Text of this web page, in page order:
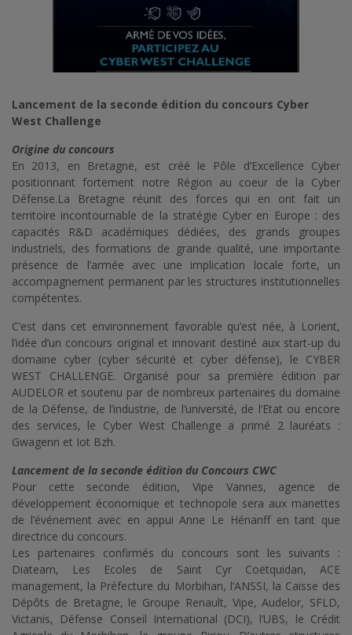
Lancement de la seconde édition du concours Cyber
West Challenge
Origine du concours
En 2013, en Bretagne, est créé le Pôle d’Excellence Cyber
positionnant fortement notre Région au coeur de la Cyber
Défense.La Bretagne réunit des forces qui en ont fait un
territoire incontournable de la stratégie Cyber en Europe : des
capacités R&D académiques dédiées, des grands groupes
industriels, des formations de grande qualité, une importante
présence de l’armée avec une implication locale forte, un
accompagnement permanent par les structures institutionnelles
compétentes.
C’est dans cet environnement favorable qu’est née, à Lorient,
l’idée d’un concours original et innovant destiné aux start-up du
domaine cyber (cyber sécurité et cyber défense), le CYBER
WEST CHALLENGE. Organisé pour sa première édition par
AUDELOR et soutenu par de nombreux partenaires du domaine
de la Défense, de l’industrie, de l’université, de l’Etat ou encore
des services, le Cyber West Challenge a primé 2 lauréats :
Gwagenn et Iot Bzh.
Lancement de la seconde édition du Concours CWC
Pour cette seconde édition, Vipe Vannes, agence de
développement économique et technopole sera aux manettes
de l’événement avec en appui Anne Le Hénanff en tant que
directrice du concours.
Les partenaires confirmés du concours sont les suivants :
Diateam, Les Ecoles de Saint Cyr Coëtquidan, ACE
management, la Préfecture du Morbihan, l’ANSSI, la Caisse des
Dépôts de Bretagne, le Groupe Renault, Vipe, Audelor, SFLD,
Victanis, Défense Conseil International (DCI), l’UBS, le Crédit